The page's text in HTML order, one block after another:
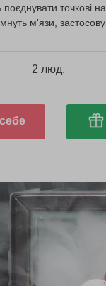
поєднувати точкові
м'язи,
2 люд.